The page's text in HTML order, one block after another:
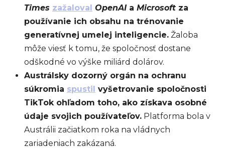
Times zažaloval OpenAIa Microsoft za
používanie ich obsahu na trénovanie
generatívnej umelej inteligencie. Žaloba
môže viesť k tomu, že spoločnosť dostane
odškodné vo výške miliárd dolárov.
Austrálsky dozorný orgán na ochranu
súkromia spustil vyšetrovanie spoločnosti
TikTok ohľadom toho, ako získava osobné
údaje svojich používateľov. Platforma bola v
Austrálii začiatkom roka na vládnych
zariadeniach zakázaná.